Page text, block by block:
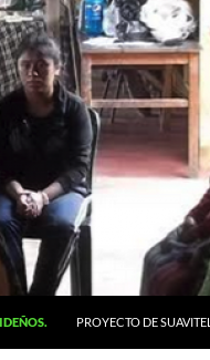
. PROYECTO DE SUAVITEL